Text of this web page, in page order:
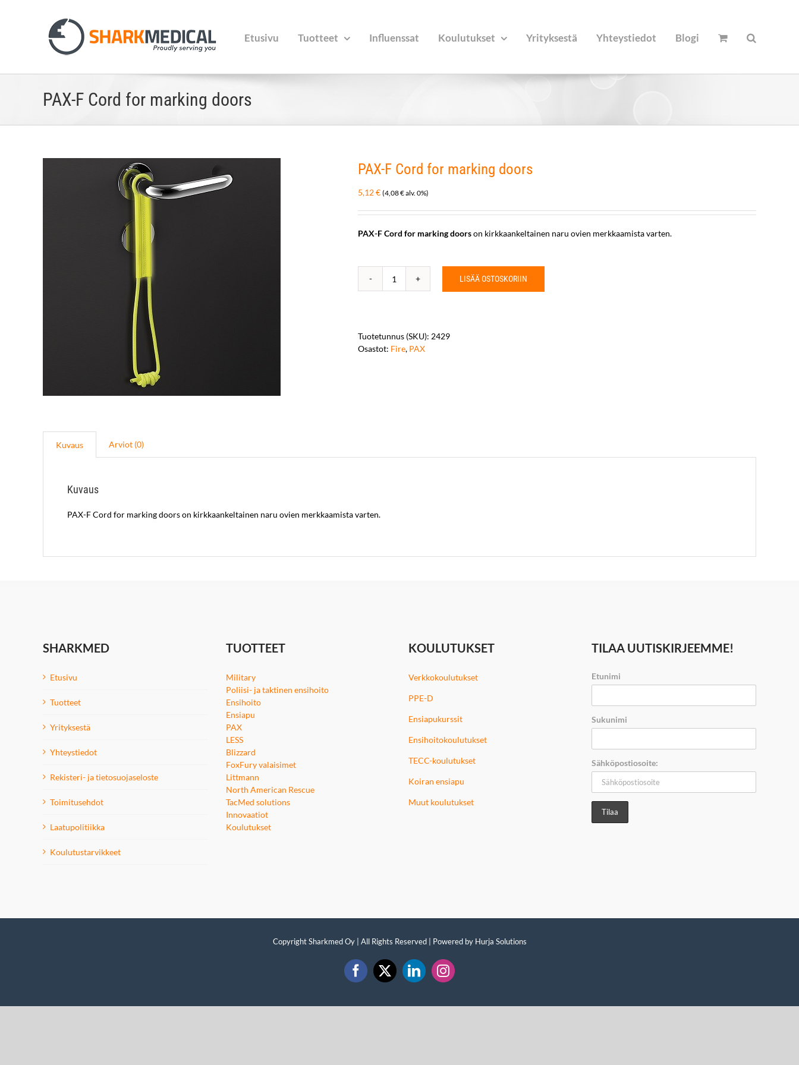
Etusivu Tuotteet Influenssat Koulutukset Yrityksestä Yhteystiedot Blogi
PAX-F Cord for marking doors
PAX-F Cord for marking doors
5,12€ (4,08€alv. 0%)
PAX-F Cord for marking doorson kirkkaankeltainen naru ovien merkkaamista varten.
PAX-
marking
doors
LISÄÄ OSTOSKORIIN
Tuotetunnus (SKU): 2429
Osastot: Fire, PAX
Kuvaus Arviot (0)
Kuvaus
PAX-F Cord for marking doors on kirkkaankeltainen naru ovien merkkaamista varten.
SHARKMED
Etusivu
Tuotteet
Yrityksestä
Yhteystiedot
Rekisteri- ja tietosuojaseloste
Toimitusehdot
Laatupolitiikka
Koulutustarvikkeet
TUOTTEET
Military
Poliisi- ja taktinen ensihoito
Ensihoito
Ensiapu
PAX
LESS
Blizzard
FoxFury valaisimet
Littmann
North American Rescue
TacMed solutions
Innovaatiot
Koulutukset
KOULUTUKSET
Verkkokoulutukset
PPE-D
Ensiapukurssit
Ensihoitokoulutukset
TECC-koulutukset
Koiran ensiapu
Muut koulutukset
TILAA UUTISKIRJEEMME!
Etunimi
Sukunimi
Sähköpostiosoite:
Copyright Sharkmed Oy | All Rights Reserved | Powered by Hurja Solutions
Facebook
X LinkedInInstagram